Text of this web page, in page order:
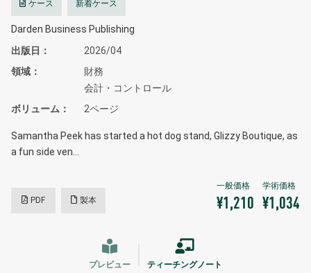
ケース 新着ケース
Darden Business Publishing
出版日
2026/04
領域
財務
会計・コントロール
ボリューム
2ページ
Samantha Peek has started a hot dog stand, Glizzy Boutique, as
a fun side ven…
PDF 製本 ¥1,210 ¥1,034
プレビュー ティーチングノート